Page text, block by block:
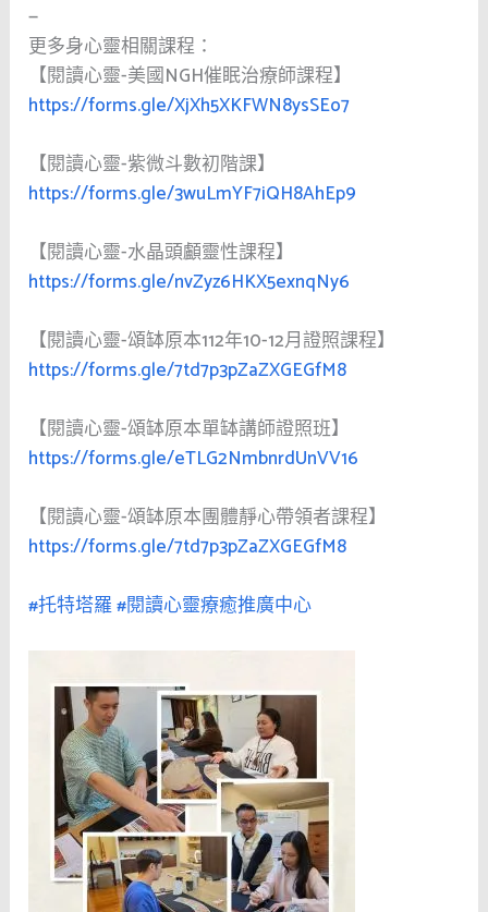
—
更多身心靈相關課程：
【閱讀心靈-美國NGH催眠治療師課程】
https://forms.gle/XjXh5XKFWN8ysSEo7
【閱讀心靈-紫微斗數初階課】
https://forms.gle/3wuLmYF7iQH8AhEp9
【閱讀心靈-水晶頭顱靈性課程】
https://forms.gle/nvZyz6HKX5exnqNy6
【閱讀心靈-頌缽原本112年10-12月證照課程】
https://forms.gle/7td7p3pZaZXGEGfM8
【閱讀心靈-頌缽原本單缽講師證照班】
https://forms.gle/eTLG2NmbnrdUnVV16
【閱讀心靈-頌缽原本團體靜心帶領者課程】
https://forms.gle/7td7p3pZaZXGEGfM8
#托特塔羅#閱讀心靈療癒推廣中心